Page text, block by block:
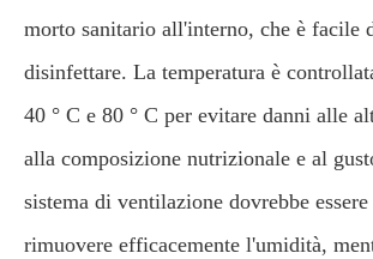
morto sanitario all'interno, che è facile
disinfettare. La temperatura è
40 ° C e 80 ° C per evitare danni alle
alla composizione nutrizionale e al
sistema di ventilazione dovrebbe
rimuovere efficacemente l'umidità,